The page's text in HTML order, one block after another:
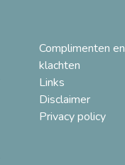
Complimenten en
klachten
Links
Disclaimer
Privacy policy